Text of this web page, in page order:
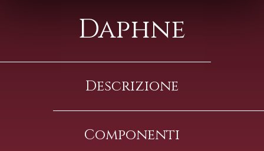
Daphne
Descrizione
Componenti